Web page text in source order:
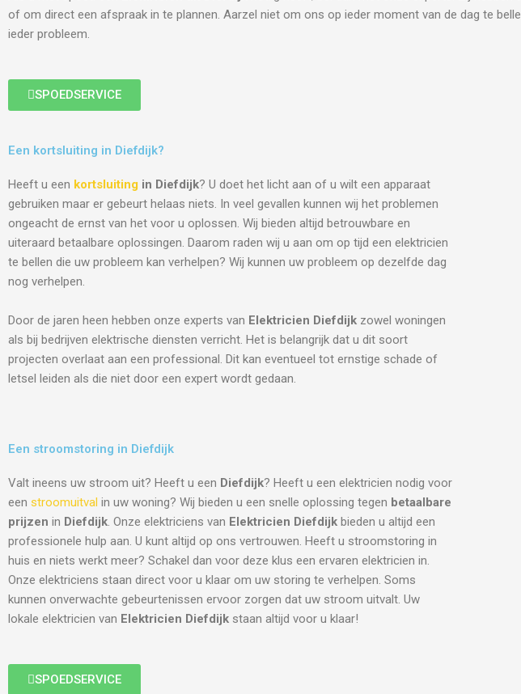
of om direct een afspraak in te plannen. Aarzel niet om ons op ieder moment van de dag te
ieder probleem.
SPOEDSERVICE
Een kortsluiting in Diefdijk?
Heeft u een kortsluiting in Diefdijk? U doet het licht aan of u wilt een apparaat
gebruiken maar er gebeurt helaas niets. In veel gevallen kunnen wij het problemen
ongeacht de ernst van het voor u oplossen. Wij bieden altijd betrouwbare en
uiteraard betaalbare oplossingen. Daarom raden wij u aan om op tijd een elektricien
te bellen die uw probleem kan verhelpen? Wij kunnen uw probleem op dezelfde dag
nog verhelpen.
Door de jaren heen hebben onze experts van Elektricien Diefdijk zowel woningen
als bij bedrijven elektrische diensten verricht. Het is belangrijk dat u dit soort
projecten overlaat aan een professional. Dit kan eventueel tot ernstige schade of
letsel leiden als die niet door een expert wordt gedaan.
Een stroomstoring in Diefdijk
Valt ineens uw stroom uit? Heeft u een Diefdijk? Heeft u een elektricien nodig voor
een stroomuitval in uw woning? Wij bieden u een snelle oplossing tegen betaalbare
prijzen in Diefdijk. Onze elektriciens van Elektricien Diefdijk bieden u altijd een
professionele hulp aan. U kunt altijd op ons vertrouwen. Heeft u stroomstoring in
huis en niets werkt meer? Schakel dan voor deze klus een ervaren elektricien in.
Onze elektriciens staan direct voor u klaar om uw storing te verhelpen. Soms
kunnen onverwachte gebeurtenissen ervoor zorgen dat uw stroom uitvalt. Uw
lokale elektricien van Elektricien Diefdijk staan altijd voor u klaar!
SPOEDSERVICE